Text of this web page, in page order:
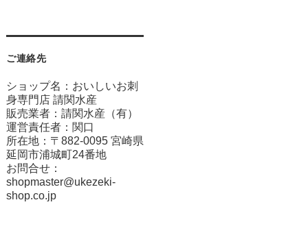
ご連絡先
ショップ名：おいしいお刺
身専門店 請関水産
販売業者：請関水産（有）
運営責任者：関口
所在地：〒882-0095 宮崎県
延岡市浦城町24番地
お問合せ：
shopmaster@ukezeki-
shop.co.jp